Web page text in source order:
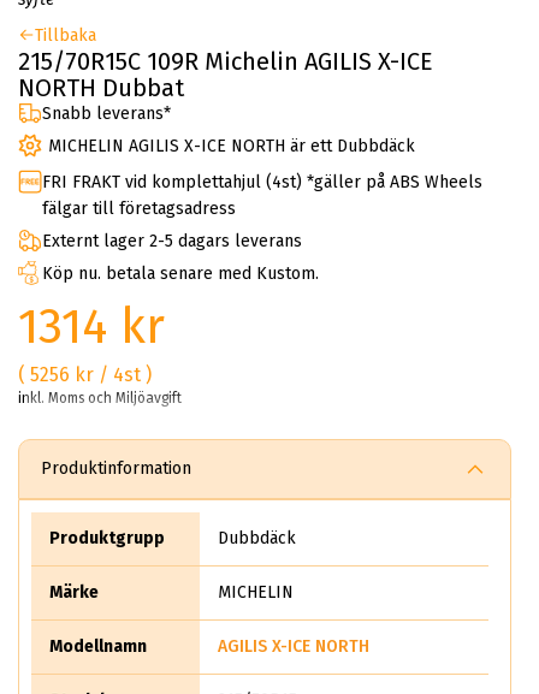
Tillbaka
215/70R15C 109R Michelin AGILIS X-ICE
NORTH Dubbat
Snabb leverans*
MICHELIN AGILIS X-ICE NORTH är ett Dubbdäck
FRI FRAKT vid komplettahjul (4st) *gäller på ABS Wheels
fälgar till företagsadress
Externt lager 2-5 dagars leverans
Köp nu. betala senare med Kustom.
1314 kr
( 5256 kr / 4st )
inkl. Moms och Miljöavgift
Produktinformation
Produktgrupp Dubbdäck
Märke MICHELIN
Modellnamn AGILIS X-ICE NORTH